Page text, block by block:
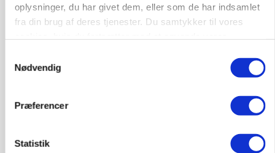
oplysninger, du har givet dem, eller som de har indsamlet
fra din brug af deres tjenester. Du samtykker til vores
Nødvendig
Præferencer
Statistik
POLITIK
gødskningslov